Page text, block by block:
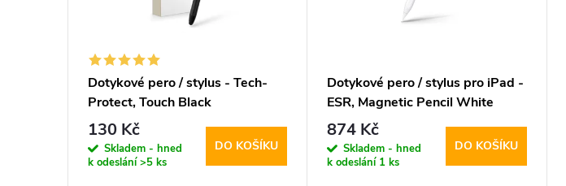
Dotykové pero / stylus - Tech-
Protect, Touch Black
130 Kč
Skladem - hned
k odeslání>5 ks
DO KOŠÍKU
Dotykové pero / stylus pro iPad -
ESR, Magnetic Pencil White
874 Kč
Skladem - hned
k odeslání 1 ks
DO KOŠÍKU